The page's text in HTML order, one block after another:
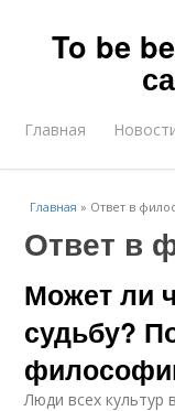
To be
Главная
Главная » Ответ в
Ответ в
Может ли
судьбу?
Люди всех культур